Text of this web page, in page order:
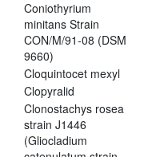
Coniothyrium
minitans Strain
CON/M/91-08 (DSM
9660)
Cloquintocet mexyl
Clopyralid
Clonostachys rosea
strain J1446
(Gliocladium